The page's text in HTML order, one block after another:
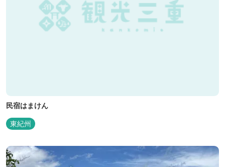
民宿はまけん
東紀州